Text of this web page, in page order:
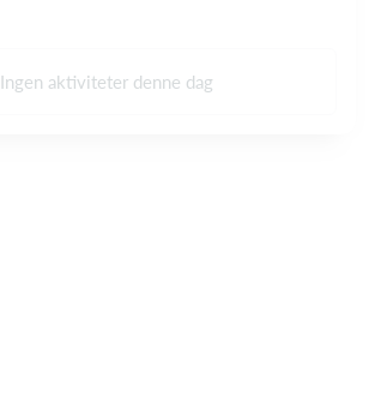
Ingen aktiviteter denne dag